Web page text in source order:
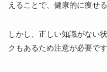
えることで、健康的に痩せ
しかし、正しい知識がない
クもあるため注意が必要です